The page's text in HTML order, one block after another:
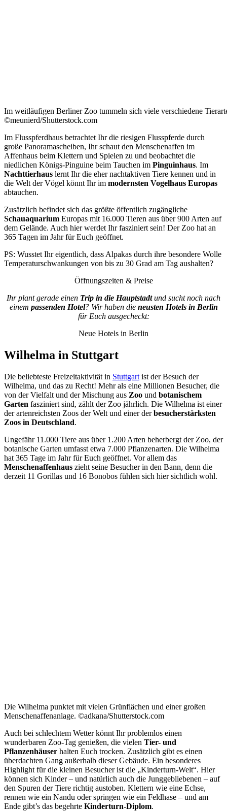
Im weitläufigen Berliner Zoo tummeln sich viele verschiedene
©meunierd/Shutterstock.com
Im Flusspferdhaus betrachtet Ihr die riesigen Flusspferde durch
große Panoramascheiben, Ihr schaut den Menschenaffen im
Affenhaus beim Klettern und Spielen zu und beobachtet die
niedlichen Königs-Pinguine beim Tauchen im Pinguinhaus. Im
Nachttierhaus lernt Ihr die eher nachtaktiven Tiere kennen und in
die Welt der Vögel könnt Ihr im modernsten Vogelhaus Europas
abtauchen.
Zusätzlich befindet sich das größte öffentlich zugängliche
Schauaquarium Europas mit 16.000 Tieren aus über 900 Arten auf
dem Gelände. Auch hier werdet Ihr fasziniert sein! Der Zoo hat an
365 Tagen im Jahr für Euch geöffnet.
PS: Wusstet Ihr eigentlich, dass Alpakas durch ihre besondere Wolle
Temperaturschwankungen von bis zu 30 Grad am Tag aushalten?
Öffnungszeiten & Preise
Ihr plant gerade einen Trip in die Hauptstadtund sucht noch nach
einem passenden Hotel? Wir haben die neusten Hotels in Berlin
für Euch ausgecheckt:
Neue Hotels in Berlin
Wilhelma in Stuttgart
Die beliebteste Freizeitaktivität in Stuttgart ist der Besuch der
Wilhelma, und das zu Recht! Mehr als eine Millionen Besucher, die
von der Vielfalt und der Mischung aus Zoo und botanischem
Garten fasziniert sind, zählt der Zoo jährlich. Die Wilhelma ist einer
der artenreichsten Zoos der Welt und einer derbesucherstärksten
Zoos in Deutschland.
Ungefähr 11.000 Tiere aus über 1.200 Arten beherbergt der Zoo, der
botanische Garten umfasst etwa 7.000 Pflanzenarten. Die Wilhelma
hat 365 Tage im Jahr für Euch geöffnet. Vor allem das
Menschenaffenhaus zieht seine Besucher in den Bann, denn die
derzeit 11 Gorillas und 16 Bonobos fühlen sich hier sichtlich wohl.
Die Wilhelma punktet mit vielen Grünflächen und einer großen
Menschenaffenanlage. ©adkana/Shutterstock.com
Auch bei schlechtem Wetter könnt Ihr problemlos einen
wunderbaren Zoo-Tag genießen, die vielen Tier- und
Pflanzenhäuser halten Euch trocken. Zusätzlich gibt es einen
überdachten Gang außerhalb dieser Gebäude. Ein besonderes
Highlight für die kleinen Besucher ist die „Kinderturn-Welt“. Hier
können sich Kinder – und natürlich auch die Junggebliebenen – auf
den Spuren der Tiere richtig austoben. Klettern wie eine Echse,
rennen wie ein Nandu oder springen wie ein Feldhase – und am
Ende gibt’s das begehrte Kinderturn-Diplom.